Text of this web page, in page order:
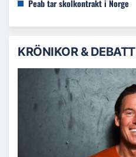
Peab tar skolkontrakt i Norge
KRÖNIKOR & DEBATT